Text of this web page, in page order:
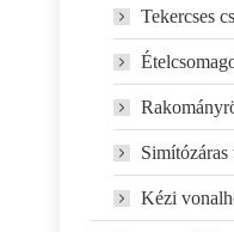
Tekercses
Simítózáras
Kézi